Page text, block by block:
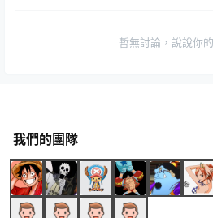
暫無討論，說說你
我們的團隊